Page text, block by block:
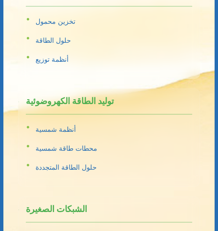
تخزين محمول
حلول الطاقة
أنظمة توزيع
توليد الطاقة الكهروضوئية
أنظمة شمسية
محطات طاقة شمسية
حلول الطاقة المتجددة
الشبكات الصغيرة